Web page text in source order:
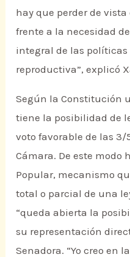
hay que perder de
frente a la necesidad
integral de las políticas
reproductiva”, explicó
Según la Constitución
tiene la posibilidad de
voto favorable de las
Cámara. De este modo
Popular, mecanismo
total o parcial de una
“queda abierta la
su representación
Senadora. “Yo creo en